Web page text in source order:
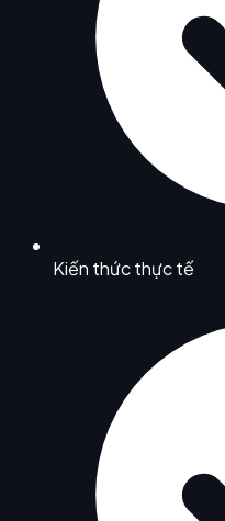
Kiến thức thực tế